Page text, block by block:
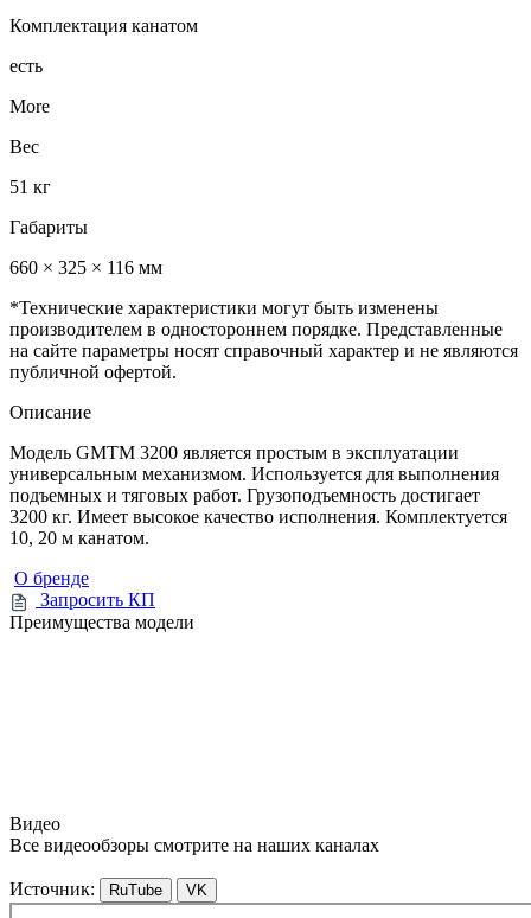
Комплектация канатом
есть
More
Вес
51 кг
Габариты
660 × 325 × 116 мм
*Технические характеристики могут быть изменены
производителем в одностороннем порядке. Представленные
на сайте параметры носят справочный характер и не являются
публичной офертой.
Описание
Модель GMTM 3200 является простым в эксплуатации
универсальным механизмом. Используется для выполнения
подъемных и тяговых работ. Грузоподъемность достигает
3200 кг. Имеет высокое качество исполнения. Комплектуется
10, 20 м канатом.
О бренде
Запросить КП
Преимущества модели
Видео
Все видеообзоры смотрите на наших каналах
Источник: RuTube VK